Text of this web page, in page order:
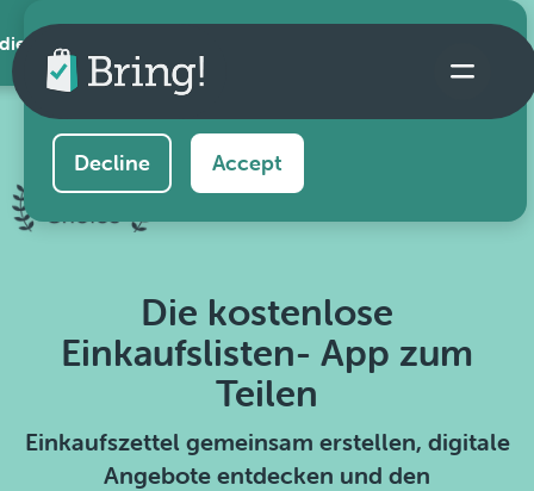
AppThis website uses cookies to ensure you get the
best experience on our website.
Decline Accept
Die kostenlose
Einkaufslisten- App zum
Teilen
Einkaufszettel gemeinsam erstellen, digitale
Angebote entdecken und den